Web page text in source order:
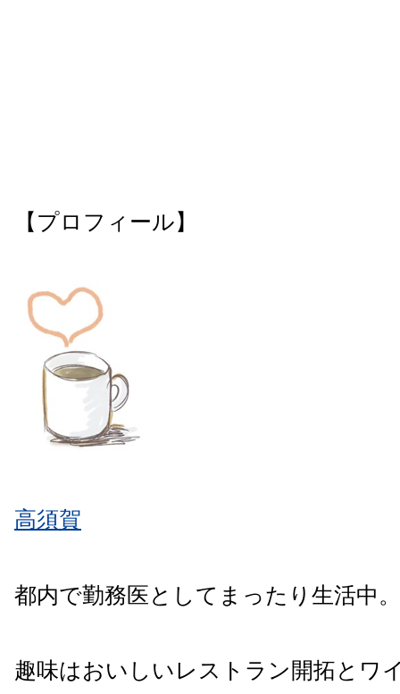
【プロフィール】
高須賀
都内で勤務医としてまったり生活中。
趣味はおいしいレストラン開拓とワ